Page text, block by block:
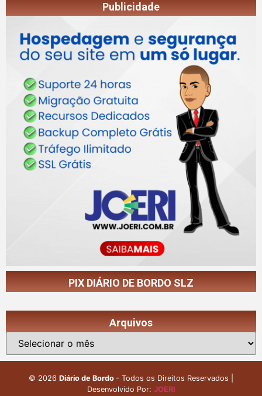
Publicidade
PIX DIÁRIO DE BORDO SLZ
Arquivos
© 2026 Diário de Bordo - Todos os Direitos Reservados |
Desenvolvido Por: JOERI